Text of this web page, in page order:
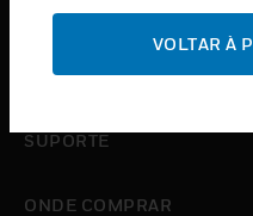
SERVIÇOS
INDUSTRIAS
SUPORTE
ONDE COMPRAR
VOLTAR À